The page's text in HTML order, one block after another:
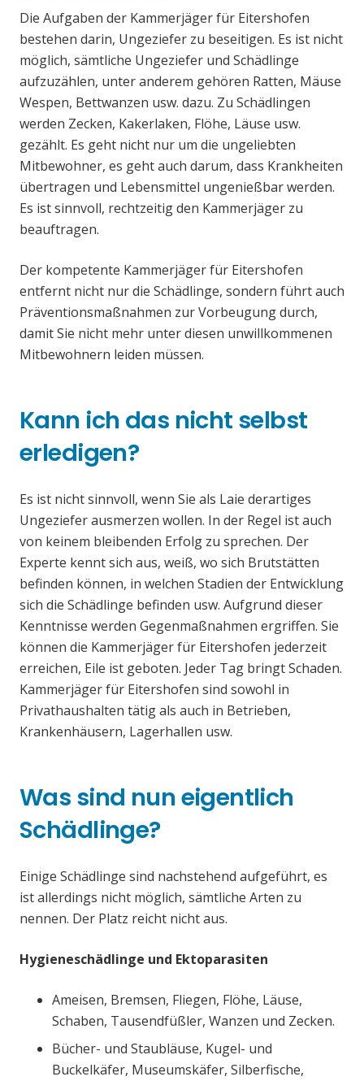
Die Aufgaben der Kammerjäger für Eitershofen
bestehen darin, Ungeziefer zu beseitigen. Es ist nicht
möglich, sämtliche Ungeziefer und Schädlinge
aufzuzählen, unter anderem gehören Ratten, Mäuse
Wespen, Bettwanzen usw. dazu. Zu Schädlingen
werden Zecken, Kakerlaken, Flöhe, Läuse usw.
gezählt. Es geht nicht nur um die ungeliebten
Mitbewohner, es geht auch darum, dass Krankheiten
übertragen und Lebensmittel ungenießbar werden.
Es ist sinnvoll, rechtzeitig den Kammerjäger zu
beauftragen.
Der kompetente Kammerjäger für Eitershofen
entfernt nicht nur die Schädlinge, sondern führt auch
Präventionsmaßnahmen zur Vorbeugung durch,
damit Sie nicht mehr unter diesen unwillkommenen
Mitbewohnern leiden müssen.
Kann ich das nicht selbst
erledigen?
Es ist nicht sinnvoll, wenn Sie als Laie derartiges
Ungeziefer ausmerzen wollen. In der Regel ist auch
von keinem bleibenden Erfolg zu sprechen. Der
Experte kennt sich aus, weiß, wo sich Brutstätten
befinden können, in welchen Stadien der Entwicklung
sich die Schädlinge befinden usw. Aufgrund dieser
Kenntnisse werden Gegenmaßnahmen ergriffen. Sie
können die Kammerjäger für Eitershofen jederzeit
erreichen, Eile ist geboten. Jeder Tag bringt Schaden.
Kammerjäger für Eitershofen sind sowohl in
Privathaushalten tätig als auch in Betrieben,
Krankenhäusern, Lagerhallen usw.
Was sind nun eigentlich
Schädlinge?
Einige Schädlinge sind nachstehend aufgeführt, es
ist allerdings nicht möglich, sämtliche Arten zu
nennen. Der Platz reicht nicht aus.
Hygieneschädlinge und Ektoparasiten
Ameisen, Bremsen, Fliegen, Flöhe, Läuse,
Schaben, Tausendfüßler, Wanzen und Zecken.
Bücher- und Staubläuse, Kugel- und
Buckelkäfer, Museumskäfer, Silberfische,